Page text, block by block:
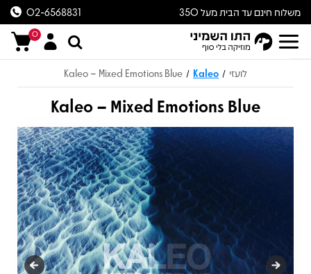
משלוח חינם עד הבית מעל 350
ש״ח
02-6568831
0
לועזי /
Kaleo
/
Kaleo – Mixed Emotions Blue
Kaleo – Mixed Emotions Blue